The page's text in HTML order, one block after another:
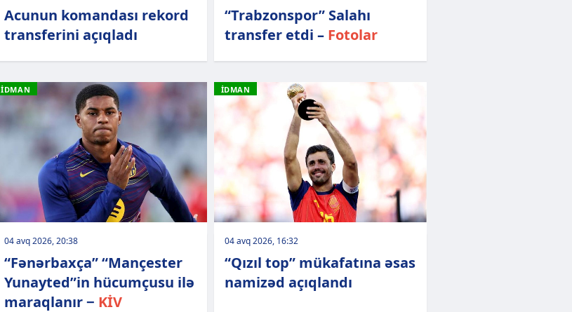
Acunun komandası rekord
transferini açıqladı
“Trabzonspor” Salahı
transfer etdi – Fotolar
İDMAN
04 avq 2026, 20:38
“Fənərbaxça” “Mançester
Yunayted”in hücumçusu ilə
maraqlanır − KİV
İDMAN
04 avq 2026, 16:32
“Qızıl top” mükafatına əsas
namizəd açıqlandı